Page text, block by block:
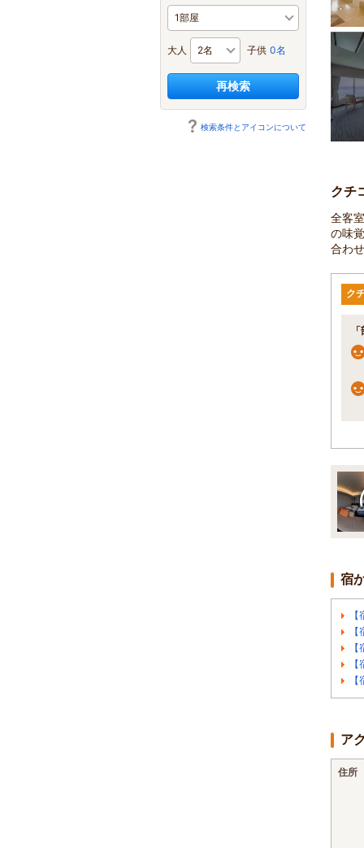
大人 子供 0名
再検索
検索条件とアイコンについて
クチ
全客
の味
合わ
ク
宿
ア
住所